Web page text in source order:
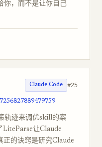
你，而不是让你自己
Claude Code #25
轨迹来调优skill的案
LiteParse让Claude
正的诀窍是研究Claude